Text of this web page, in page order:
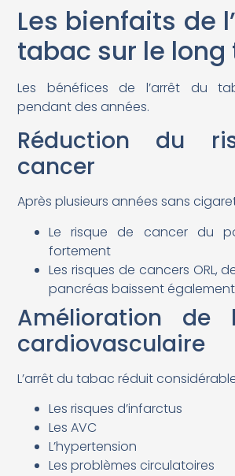
Les bienfaits de
tabac sur le
Les bénéfices de l’arrêt du
pendant des années.
Réduction du
cancer
Après plusieurs années sans
Le risque de cancer du
fortement
Les risques de cancers ORL,
pancréas baissent également
Amélioration de
cardiovasculaire
L’arrêt du tabac réduit
Les risques d’infarctus
Les AVC
L’hypertension
Les problèmes circulatoires